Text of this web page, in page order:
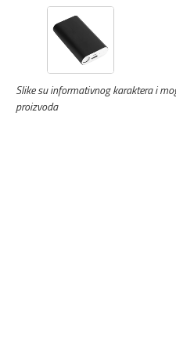
Slike su informativnog karaktera i
proizvoda